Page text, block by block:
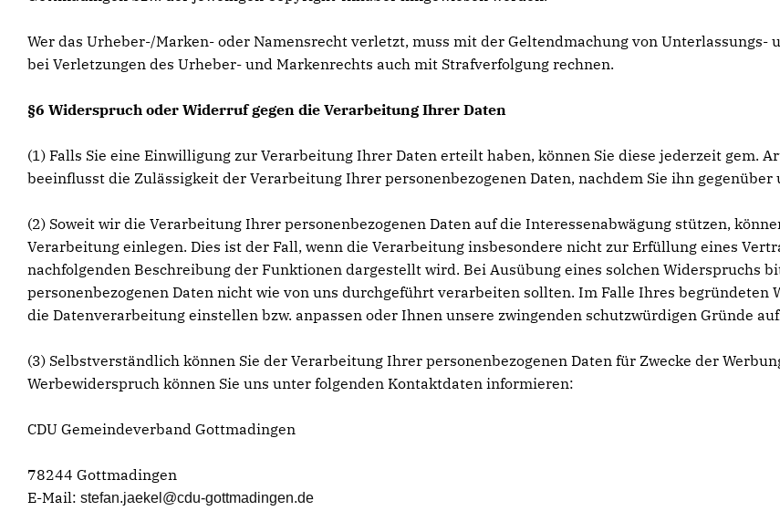
Wer das Urheber-/Marken- oder Namensrecht verletzt, muss mit der Geltendmachung von Unterlassungs-
bei Verletzungen des Urheber- und Markenrechts auch mit Strafverfolgung rechnen.
§6 Widerspruch oder Widerruf gegen die Verarbeitung Ihrer Daten
(1) Falls Sie eine Einwilligung zur Verarbeitung Ihrer Daten erteilt haben, können Sie diese jederzeit gem.
beeinflusst die Zulässigkeit der Verarbeitung Ihrer personenbezogenen Daten, nachdem Sie ihn gegenüber
(2) Soweit wir die Verarbeitung Ihrer personenbezogenen Daten auf die Interessenabwägung stützen,
Verarbeitung einlegen. Dies ist der Fall, wenn die Verarbeitung insbesondere nicht zur Erfüllung eines
nachfolgenden Beschreibung der Funktionen dargestellt wird. Bei Ausübung eines solchen Widerspruchs
personenbezogenen Daten nicht wie von uns durchgeführt verarbeiten sollten. Im Falle Ihres
die Datenverarbeitung einstellen bzw. anpassen oder Ihnen unsere zwingenden schutzwürdigen Gründe
(3) Selbstverständlich können Sie der Verarbeitung Ihrer personenbezogenen Daten für Zwecke der
Werbewiderspruch können Sie uns unter folgenden Kontaktdaten informieren:
CDU Gemeindeverband Gottmadingen
78244 Gottmadingen
E-Mail: stefan.jaekel@cdu-gottmadingen.de